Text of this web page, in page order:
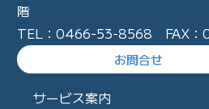
階
TEL：0466-53-8568 FAX
お問合せ
サービス案内